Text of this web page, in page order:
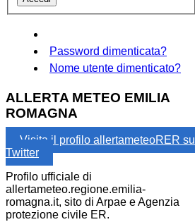
Password dimenticata?
Nome utente dimenticato?
ALLERTA METEO EMILIA
ROMAGNA
Visita il profilo allertameteoRER su
Twitter
Profilo ufficiale di
allertameteo.regione.emilia-
romagna.it, sito di Arpae e Agenzia
protezione civile ER.